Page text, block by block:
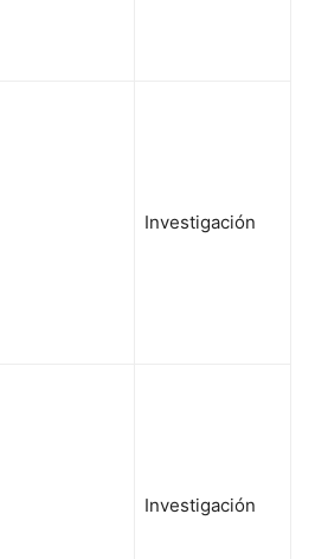
Investigación
Investigación